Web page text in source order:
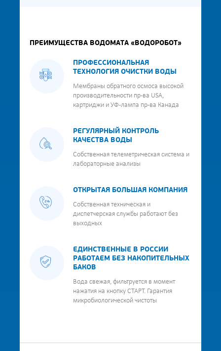
ПРЕИМУЩЕСТВА ВОДОМАТА «ВОДОРОБОТ»
ПРОФЕССИОНАЛЬНАЯ
ТЕХНОЛОГИЯ ОЧИСТКИ ВОДЫ
Мембраны обратного осмоса высокой
производительности пр-ва USA,
картриджи и УФ-лампа пр-ва Канада
РЕГУЛЯРНЫЙ КОНТРОЛЬ
КАЧЕСТВА ВОДЫ
Собственная телеметрическая система и
лабораторные анализы
ОТКРЫТАЯ БОЛЬШАЯ КОМПАНИЯ
Собственная техническая и
диспетчерская службы работают без
выходных
ЕДИНСТВЕННЫЕ В РОССИИ
РАБОТАЕМ БЕЗ НАКОПИТЕЛЬНЫХ
БАКОВ
Вода свежая, фильтруется в момент
нажатия на кнопку СТАРТ. Гарантия
микробиологической чистоты